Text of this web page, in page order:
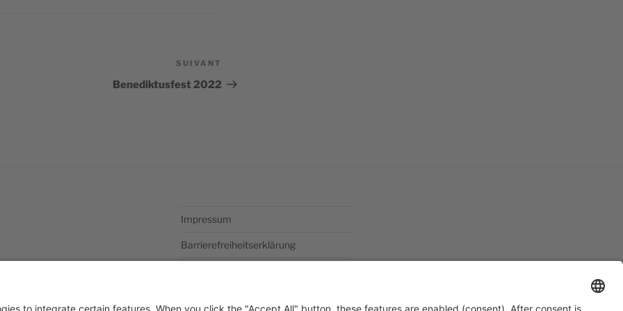
suivant
SUIVANT
Benediktusfest 2022
Impressum
Barrierefreiheitserklärung